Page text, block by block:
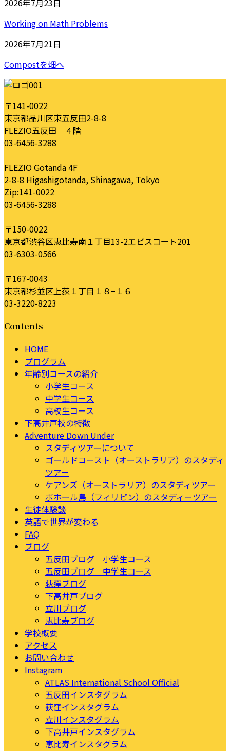
2026年7月23日
Working on Math Problems
2026年7月21日
Compostを畑へ
〒141-0022
東京都品川区東五反田2-8-8
FLEZIO五反田 ４階
03-6456-3288
FLEZIO Gotanda 4F
2-8-8 Higashigotanda, Shinagawa, Tokyo
Zip:141-0022
03-6456-3288
〒150-0022
東京都渋谷区恵比寿南１丁目13-2エビスコート201
03-6303-0566
〒167-0043
東京都杉並区上荻１丁目１８−１６
03-3220-8223
Contents
HOME
プログラム
年齢別コースの紹介
小学生コース
中学生コース
高校生コース
下高井戸校の特徴
Adventure Down Under
スタディツアーについて
ゴールドコースト（オーストラリア）のスタディ
ツアー
ケアンズ（オーストラリア）のスタディツアー
ボホール島（フィリピン）のスタディーツアー
生徒体験談
英語で世界が変わる
FAQ
ブログ
五反田ブログ 小学生コース
五反田ブログ 中学生コース
荻窪ブログ
下高井戸ブログ
立川ブログ
恵比寿ブログ
学校概要
アクセス
お問い合わせ
Instagram
ATLAS International School Official
五反田インスタグラム
荻窪インスタグラム
立川インスタグラム
下高井戸インスタグラム
恵比寿インスタグラム